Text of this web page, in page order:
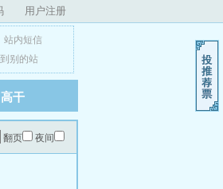
用户注册
站内短信
别的站
高干
翻页 夜间